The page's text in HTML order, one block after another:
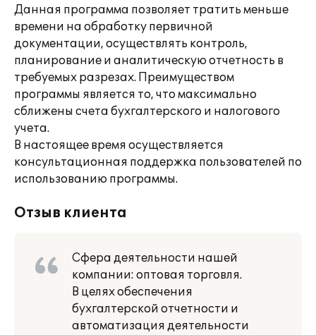
Данная программа позволяет тратить меньше
времени на обработку первичной
документации, осуществлять контроль,
планирование и аналитическую отчетность в
требуемых разрезах. Преимуществом
программы является то, что максимально
сближены счета бухгалтерского и налогового
учета.
В настоящее время осуществляется
консультационная поддержка пользователей по
использованию программы.
Отзыв клиента
Сфера деятельности нашей
компании: оптовая торговля.
В целях обеспечения
бухгалтерской отчетности и
автоматизация деятельности